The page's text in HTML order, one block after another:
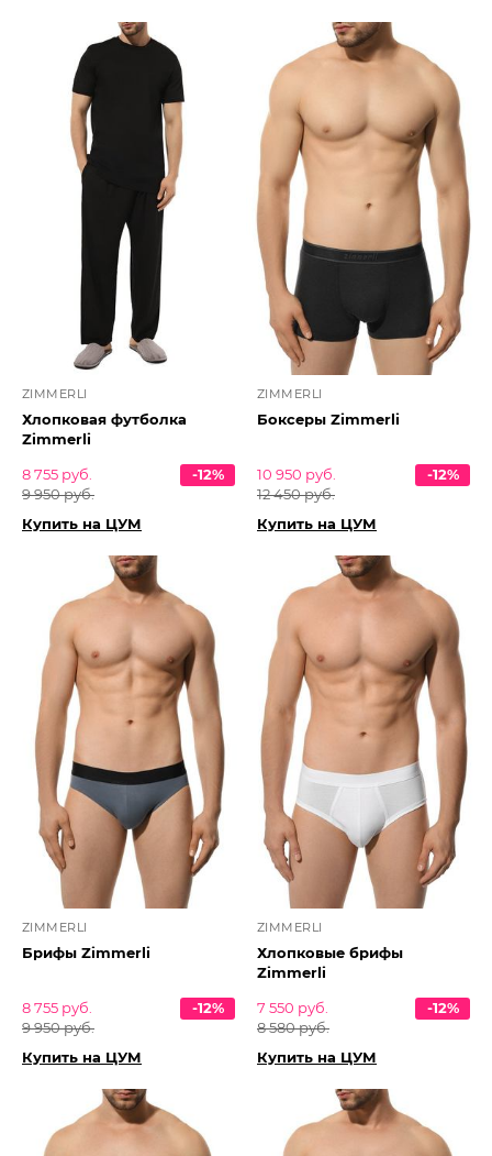
ZIMMERLI
Хлопковая футболка
Zimmerli
8 755 руб.
9 950 руб.
-12%
Купить на ЦУМ
ZIMMERLI
Боксеры Zimmerli
10 950 руб.
12 450 руб.
-12%
Купить на ЦУМ
ZIMMERLI
Брифы Zimmerli
8 755 руб.
9 950 руб.
-12%
Купить на ЦУМ
ZIMMERLI
Хлопковые брифы
Zimmerli
7 550 руб.
8 580 руб.
-12%
Купить на ЦУМ